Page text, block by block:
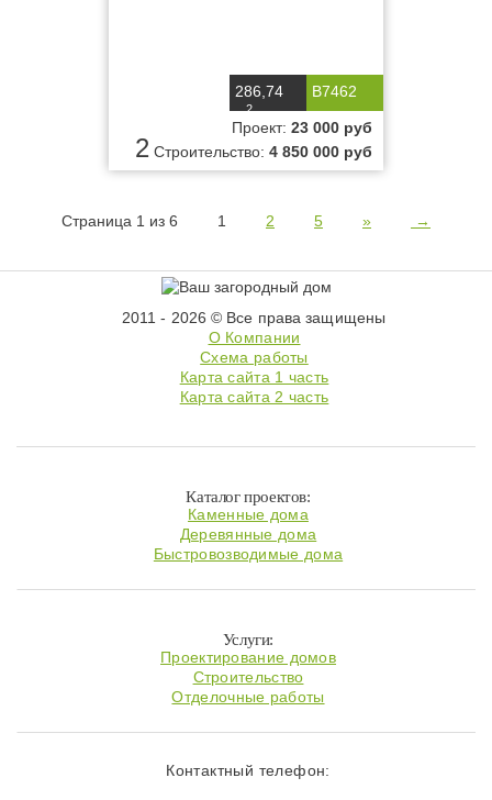
B7462
286,74
м2
2
Проект: 23 000 руб
Строительство: 4 850 000 руб
Страница 1 из 6 1 2 5 » →
2011 - 2026 © Все права защищены
О Компании
Схема работы
Карта сайта 1 часть
Карта сайта 2 часть
Каталог проектов:
Каменные дома
Деревянные дома
Быстровозводимые дома
Услуги:
Проектирование домов
Строительство
Отделочные работы
Контактный телефон: